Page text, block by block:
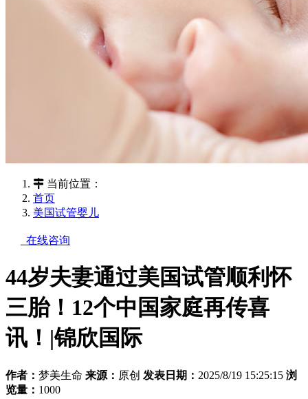
当前位置：
首页
美国试管婴儿
在线咨询
44岁夫妻通过美国试管顺利怀
三胎！12个中国家庭再传喜
讯！|锦欣国际
作者： 梦美生命 来源： 原创 发表日期： 2025/8/19 15:25:15 浏
览量： 1000